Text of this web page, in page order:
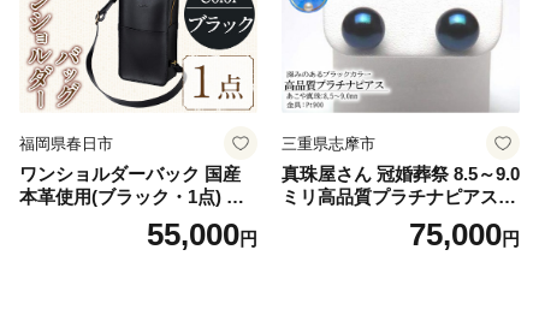
福岡県春日市
ワンショルダーバック 国産
本革使用(ブラック・1点) 鞄
バック バッグ カバン レザー
国産 日本製 牛革 黒 革 革製
55,000円
三重県志摩市
真珠屋さん 冠婚葬祭 8.5～9.0
ミリ高品質プラチナピアス P
t900 志摩産アコヤ真珠 ブラ
ックパール 黒真珠75,000円